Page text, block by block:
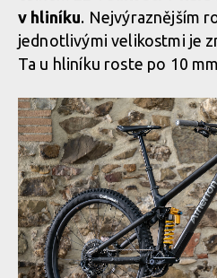
v hliníku. Nejvýraznějším
jednotlivými velikostmi je
Ta u hliníku roste po 10